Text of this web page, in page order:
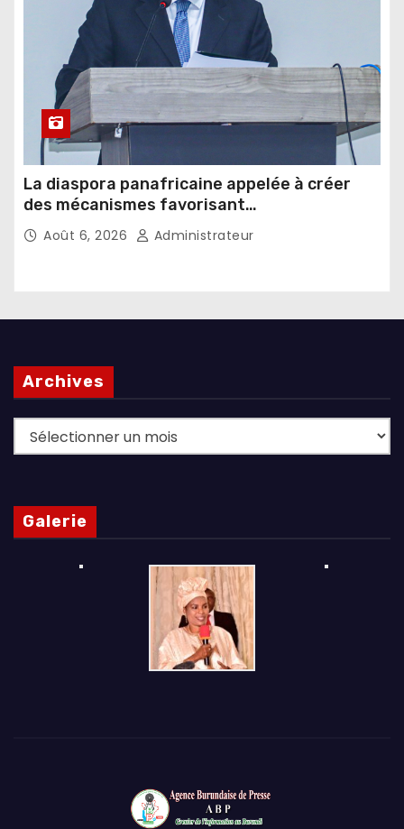
La diaspora panafricaine appelée à créer
des mécanismes favorisant
l’investissement dans les pays d’origine
Août 6, 2026 Administrateur
Archives
Archives
Galerie